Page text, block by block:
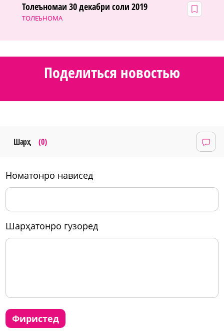
ТОЛЕЪНОМА
Толеъномаи 30 декабри соли 2019
Поделиться новостью
Шарҳ (0)
номатонро нависед
шарҳатонро гузоред
фиристед